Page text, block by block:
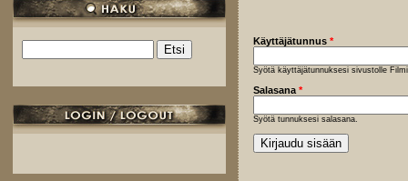
Hakulomake
Käyttäjätunnus *
Syötä käyttäjätunnuksesi sivustolle
Salasana *
Syötä tunnuksesi salasana.